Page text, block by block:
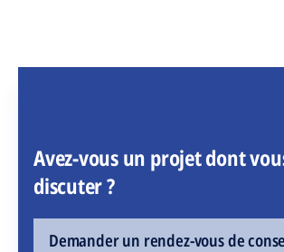
Avez-vous un projet dont
discuter ?
Demander un rendez-vous de